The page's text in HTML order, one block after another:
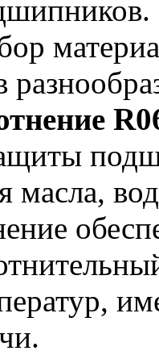
масла,